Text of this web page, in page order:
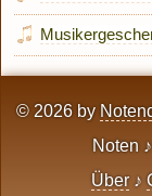
© 2026 by
Noten
Über ♪